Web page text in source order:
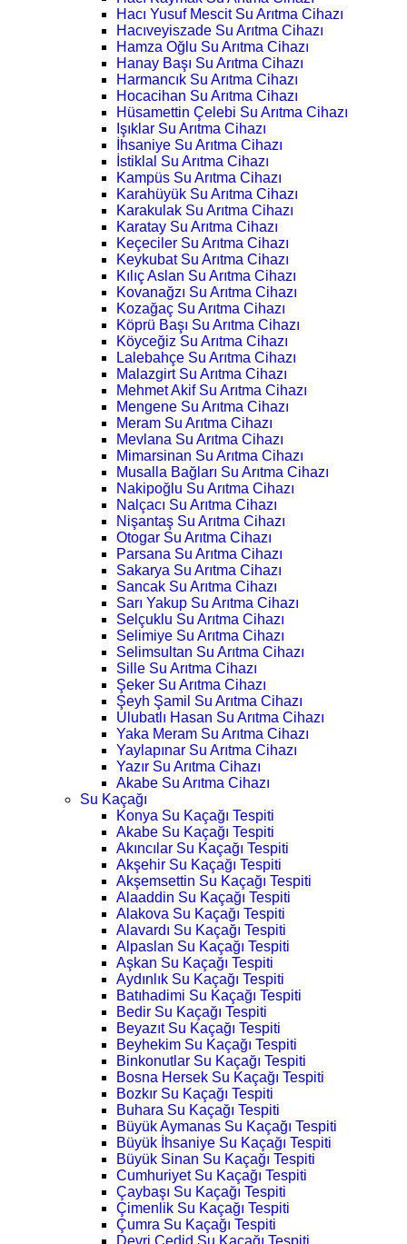
Hacı Yusuf Mescit Su Arıtma Cihazı
Hacıveyiszade Su Arıtma Cihazı
Hamza Oğlu Su Arıtma Cihazı
Hanay Başı Su Arıtma Cihazı
Harmancık Su Arıtma Cihazı
Hocacihan Su Arıtma Cihazı
Hüsamettin Çelebi Su Arıtma Cihazı
Işıklar Su Arıtma Cihazı
İhsaniye Su Arıtma Cihazı
İstiklal Su Arıtma Cihazı
Kampüs Su Arıtma Cihazı
Karahüyük Su Arıtma Cihazı
Karakulak Su Arıtma Cihazı
Karatay Su Arıtma Cihazı
Keçeciler Su Arıtma Cihazı
Keykubat Su Arıtma Cihazı
Kılıç Aslan Su Arıtma Cihazı
Kovanağzı Su Arıtma Cihazı
Kozağaç Su Arıtma Cihazı
Köprü Başı Su Arıtma Cihazı
Köyceğiz Su Arıtma Cihazı
Lalebahçe Su Arıtma Cihazı
Malazgirt Su Arıtma Cihazı
Mehmet Akif Su Arıtma Cihazı
Mengene Su Arıtma Cihazı
Meram Su Arıtma Cihazı
Mevlana Su Arıtma Cihazı
Mimarsinan Su Arıtma Cihazı
Musalla Bağları Su Arıtma Cihazı
Nakipoğlu Su Arıtma Cihazı
Nalçacı Su Arıtma Cihazı
Nişantaş Su Arıtma Cihazı
Otogar Su Arıtma Cihazı
Parsana Su Arıtma Cihazı
Sakarya Su Arıtma Cihazı
Sancak Su Arıtma Cihazı
Sarı Yakup Su Arıtma Cihazı
Selçuklu Su Arıtma Cihazı
Selimiye Su Arıtma Cihazı
Selimsultan Su Arıtma Cihazı
Sille Su Arıtma Cihazı
Şeker Su Arıtma Cihazı
Şeyh Şamil Su Arıtma Cihazı
Ulubatlı Hasan Su Arıtma Cihazı
Yaka Meram Su Arıtma Cihazı
Yaylapınar Su Arıtma Cihazı
Yazır Su Arıtma Cihazı
Akabe Su Arıtma Cihazı
Su Kaçağı
Konya Su Kaçağı Tespiti
Akabe Su Kaçağı Tespiti
Akıncılar Su Kaçağı Tespiti
Akşehir Su Kaçağı Tespiti
Akşemsettin Su Kaçağı Tespiti
Alaaddin Su Kaçağı Tespiti
Alakova Su Kaçağı Tespiti
Alavardı Su Kaçağı Tespiti
Alpaslan Su Kaçağı Tespiti
Aşkan Su Kaçağı Tespiti
Aydınlık Su Kaçağı Tespiti
Batıhadimi Su Kaçağı Tespiti
Bedir Su Kaçağı Tespiti
Beyazıt Su Kaçağı Tespiti
Beyhekim Su Kaçağı Tespiti
Binkonutlar Su Kaçağı Tespiti
Bosna Hersek Su Kaçağı Tespiti
Bozkır Su Kaçağı Tespiti
Buhara Su Kaçağı Tespiti
Büyük Aymanas Su Kaçağı Tespiti
Büyük İhsaniye Su Kaçağı Tespiti
Büyük Sinan Su Kaçağı Tespiti
Cumhuriyet Su Kaçağı Tespiti
Çaybaşı Su Kaçağı Tespiti
Çimenlik Su Kaçağı Tespiti
Çumra Su Kaçağı Tespiti